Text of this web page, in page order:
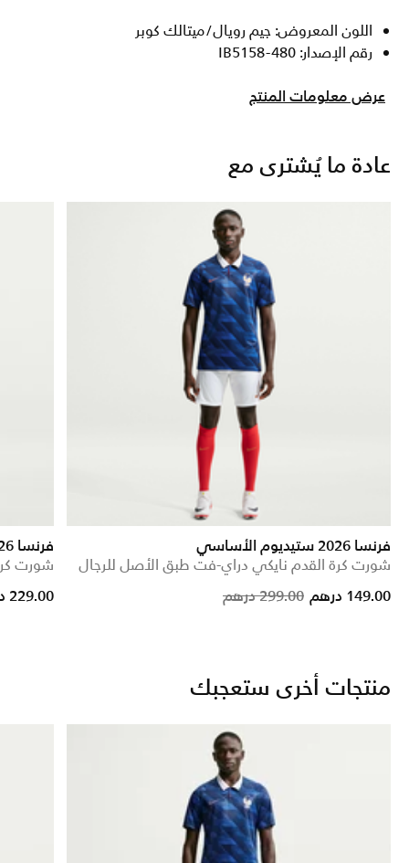
اللون المعروض: جيم رويال/ميتالك كوبر
رقم الإصدار: IB5158-480
عرض معلومات المنتج
عادة ما يُشترى مع
فرنسا 2026 ستيديوم الأساسي
شورت كرة القدم نايكي دراي-فت طبق الأصل للرجال
Price reduced from
299.00 درهم to 149.00 درهم
فرنسا 27/2026 ماتش الأساسي
شورت
229.00 درهم
منتجات أخرى ستعجبك